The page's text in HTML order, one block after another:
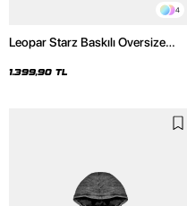
4
Leopar Starz Baskılı Oversize
Hoodie
1.399,90 TL